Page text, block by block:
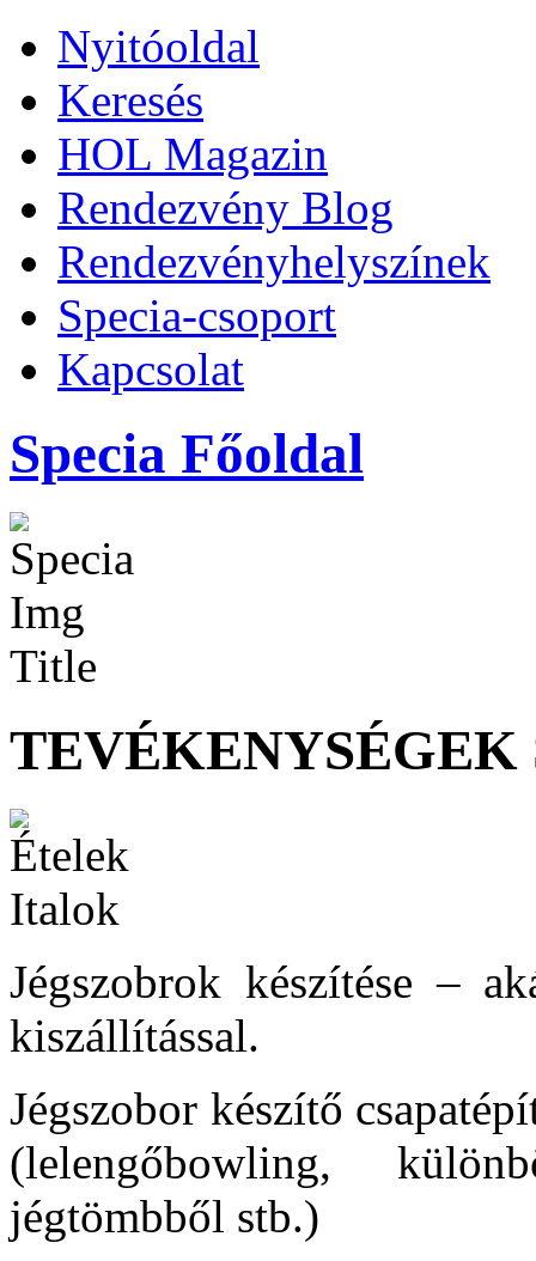
Nyitóoldal
Keresés
HOL Magazin
Rendezvény Blog
Rendezvényhelyszínek
Specia-csoport
Kapcsolat
Specia Főoldal
TEVÉKENYSÉGEK
Jégszobrok készítése –
kiszállítással.
Jégszobor készítő
(lelengőbowling,
jégtömbből stb.)